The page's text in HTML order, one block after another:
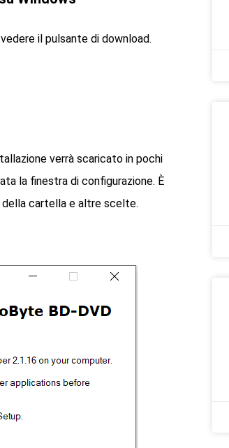
il pulsante di download.
verrà scaricato in pochi
la finestra di configurazione. È
della cartella e altre scelte.